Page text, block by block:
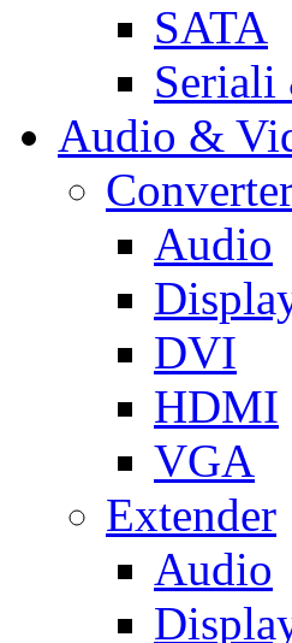
SATA
Seriali
Audio &
Audio
DVI
HDMI
VGA
Extender
Audio